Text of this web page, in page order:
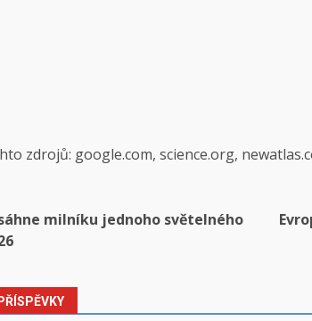
zdrojů: google.com, science.org,
milníku jednoho světelného